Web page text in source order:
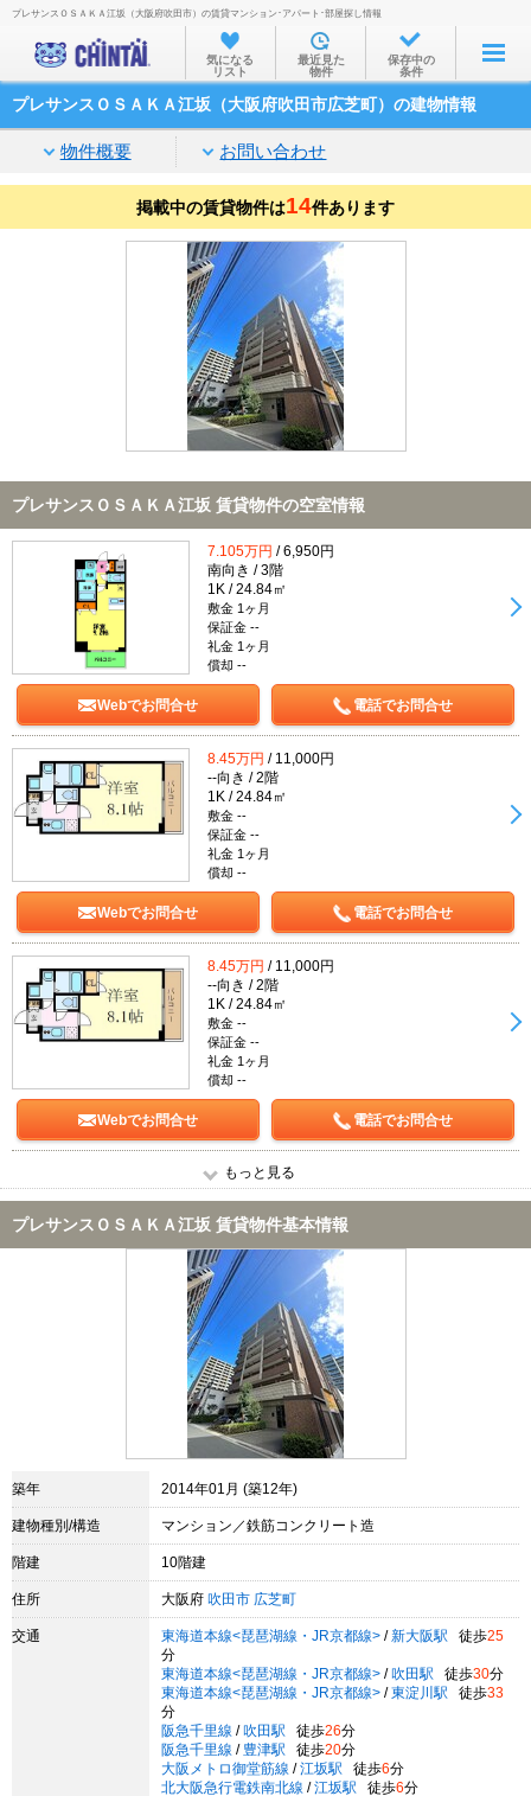
お部屋を探す
沿線・駅から
家賃相場から
通勤通学時間から
物件特集から
不動産会社から
TOP
プレサンスＯＳＡＫＡ江坂（大阪府吹田市）の賃貸マンション･アパート･部屋探し情報
気になる
リスト
最近見た
物件
保存中の
条件
プレサンスＯＳＡＫＡ江坂（大阪府吹田市広芝町）の建物情報
物件概要 お問い合わせ
掲載中の賃貸物件は14件あります
プレサンスＯＳＡＫＡ江坂 賃貸物件の空室情報
7.105万円 / 6,950円
南向き / 3階
1K / 24.84㎡
敷金 1ヶ月
保証金 --
礼金 1ヶ月
償却 --
Webでお問合せ 電話でお問合せ
8.45万円 / 11,000円
--向き / 2階
1K / 24.84㎡
敷金 --
保証金 --
礼金 1ヶ月
償却 --
Webでお問合せ 電話でお問合せ
8.45万円 / 11,000円
--向き / 2階
1K / 24.84㎡
敷金 --
保証金 --
礼金 1ヶ月
償却 --
Webでお問合せ 電話でお問合せ
もっと見る
プレサンスＯＳＡＫＡ江坂 賃貸物件基本情報
築年 2014年01月 (築12年)
建物種別/構造 マンション／鉄筋コンクリート造
階建 10階建
住所 大阪府 吹田市 広芝町
交通 東海道本線<琵琶湖線・JR京都線> / 新大阪駅 徒歩25
分
東海道本線<琵琶湖線・JR京都線> / 吹田駅 徒歩30分
東海道本線<琵琶湖線・JR京都線> / 東淀川駅 徒歩33
分
阪急千里線 / 吹田駅 徒歩26分
阪急千里線 / 豊津駅 徒歩20分
大阪メトロ御堂筋線 / 江坂駅 徒歩6分
北大阪急行電鉄南北線 / 江坂駅 徒歩6分